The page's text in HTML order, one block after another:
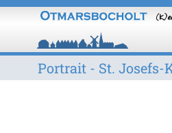
Portrait - ​St. Josefs-